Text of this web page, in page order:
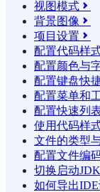
视图模式 
背景图像 
项目设置 
配置代码样
配置颜色与
配置键盘快
配置菜单和
配置快速列
使用代码样
文件的类型
配置文件编
切换启动
如何导出